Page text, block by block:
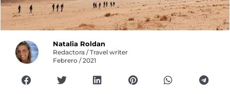
Natalia Roldan
Redactora / Travel writer
Febrero / 2021